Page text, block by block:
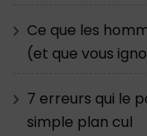
Ce que les
(et que vous
7 erreurs qui le
simple plan cul